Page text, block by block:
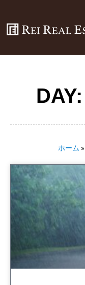
ホーム »